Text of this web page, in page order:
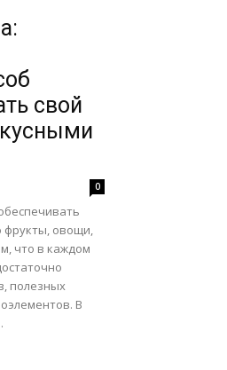
свой
0
фрукты, овощи,
что в каждом
полезных
В